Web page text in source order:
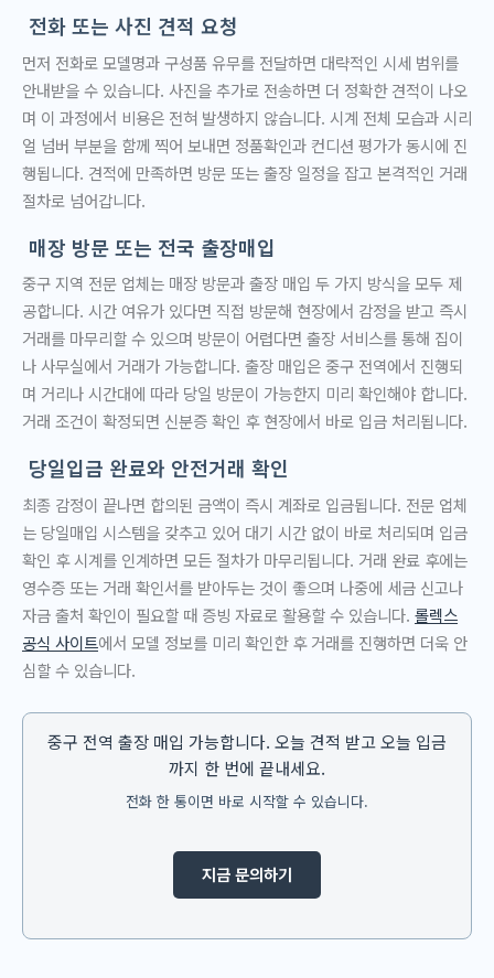
전화 또는 사진 견적 요청
먼저 전화로 모델명과 구성품 유무를 전달하면 대략적인 시세 범위를
안내받을 수 있습니다. 사진을 추가로 전송하면 더 정확한 견적이 나오
며 이 과정에서 비용은 전혀 발생하지 않습니다. 시계 전체 모습과 시리
얼 넘버 부분을 함께 찍어 보내면 정품확인과 컨디션 평가가 동시에 진
행됩니다. 견적에 만족하면 방문 또는 출장 일정을 잡고 본격적인 거래
절차로 넘어갑니다.
매장 방문 또는 전국 출장매입
중구 지역 전문 업체는 매장 방문과 출장 매입 두 가지 방식을 모두 제
공합니다. 시간 여유가 있다면 직접 방문해 현장에서 감정을 받고 즉시
거래를 마무리할 수 있으며 방문이 어렵다면 출장 서비스를 통해 집이
나 사무실에서 거래가 가능합니다. 출장 매입은 중구 전역에서 진행되
며 거리나 시간대에 따라 당일 방문이 가능한지 미리 확인해야 합니다.
거래 조건이 확정되면 신분증 확인 후 현장에서 바로 입금 처리됩니다.
당일입금 완료와 안전거래 확인
최종 감정이 끝나면 합의된 금액이 즉시 계좌로 입금됩니다. 전문 업체
는 당일매입 시스템을 갖추고 있어 대기 시간 없이 바로 처리되며 입금
확인 후 시계를 인계하면 모든 절차가 마무리됩니다. 거래 완료 후에는
영수증 또는 거래 확인서를 받아두는 것이 좋으며 나중에 세금 신고나
자금 출처 확인이 필요할 때 증빙 자료로 활용할 수 있습니다. 롤렉스
공식 사이트에서 모델 정보를 미리 확인한 후 거래를 진행하면 더욱 안
심할 수 있습니다.
중구 전역 출장 매입 가능합니다. 오늘 견적 받고 오늘 입금
까지 한 번에 끝내세요.
전화 한 통이면 바로 시작할 수 있습니다.
지금 문의하기